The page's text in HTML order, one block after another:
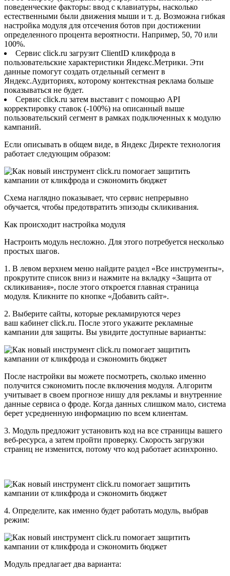
поведенческие факторы: ввод с клавиатуры, насколько
естественными были движения мыши и т. д. Возможна гибкая
настройка модуля для отсечения ботов при достижении
определенного процента вероятности. Например, 50, 70 или
100%.
Сервис click.ru загрузит ClientID кликфрода в
пользовательские характеристики Яндекс.Метрики. Эти
данные помогут создать отдельный сегмент в
Яндекс.Аудиториях, которому контекстная реклама больше
показываться не будет.
Сервис click.ru затем выставит с помощью API
корректировку ставок (-100%) на описанный выше
пользовательский сегмент в рамках подключенных к модулю
кампаний.
Если описывать в общем виде, в Яндекс Директе технология
работает следующим образом:
Схема наглядно показывает, что сервис непрерывно
обучается, чтобы предотвратить эпизоды скликивания.
Как происходит настройка модуля
Настроить модуль несложно. Для этого потребуется несколько
простых шагов.
1. В левом верхнем меню найдите раздел «Все инструменты»,
прокрутите список вниз и нажмите на вкладку «Защита от
скликивания», после этого откроется главная страница
модуля. Кликните по кнопке «Добавить сайт».
2. Выберите сайты, которые рекламируются через
ваш кабинет click.ru. После этого укажите рекламные
кампании для защиты. Вы увидите доступные варианты:
После настройки вы можете посмотреть, сколько именно
получится сэкономить после включения модуля. Алгоритм
учитывает в своем прогнозе нишу для рекламы и внутренние
данные сервиса о фроде. Когда данных слишком мало, система
берет усредненную информацию по всем клиентам.
3. Модуль предложит установить код на все страницы вашего
веб-ресурса, а затем пройти проверку. Скорость загрузки
страниц не изменится, потому что код работает асинхронно.
4. Определите, как именно будет работать модуль, выбрав
режим:
Модуль предлагает два варианта: